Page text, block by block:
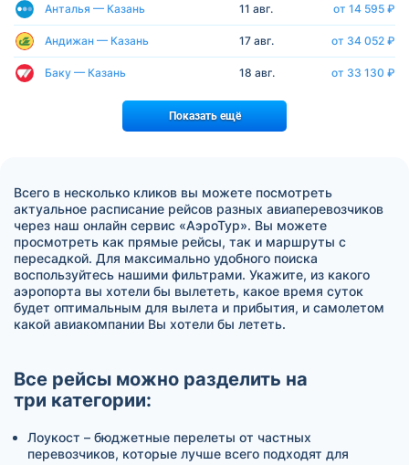
Анталья — Казань 11 авг. от 14 595 ₽
Андижан — Казань 17 авг. от 34 052 ₽
Баку — Казань 18 авг. от 33 130 ₽
Показать ещё
Всего в несколько кликов вы можете посмотреть
актуальное расписание рейсов разных авиаперевозчиков
через наш онлайн сервис «АэроТур». Вы можете
просмотреть как прямые рейсы, так и маршруты с
пересадкой. Для максимально удобного поиска
воспользуйтесь нашими фильтрами. Укажите, из какого
аэропорта вы хотели бы вылететь, какое время суток
будет оптимальным для вылета и прибытия, и самолетом
какой авиакомпании Вы хотели бы лететь.
Все рейсы можно разделить на
три категории:
Лоукост – бюджетные перелеты от частных
перевозчиков, которые лучше всего подходят для